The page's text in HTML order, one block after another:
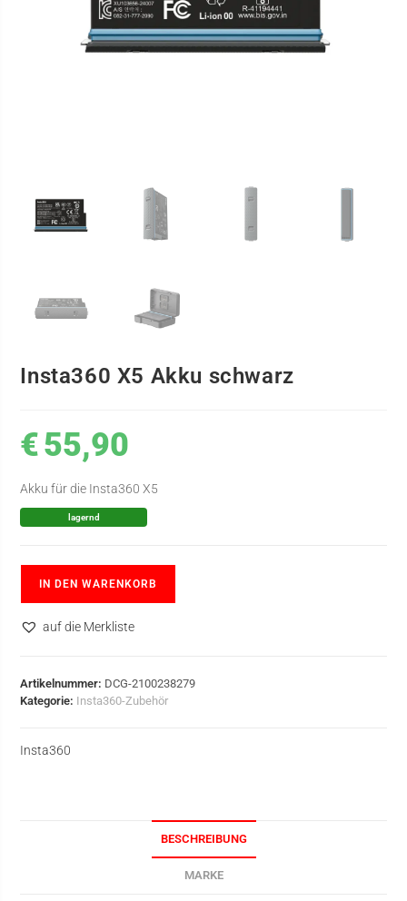
Insta360 X5 Akku schwarz
€55,90
Akku für die Insta360 X5
lagernd
IN DEN WARENKORB
auf die Merkliste
Artikelnummer: DCG-2100238279
Kategorie: Insta360-Zubehör
Insta360
BESCHREIBUNG
MARKE